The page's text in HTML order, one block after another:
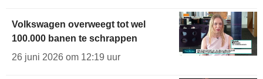
Volkswagen overweegt tot wel
100.000 banen te schrappen
26 juni 2026 om 12:19 uur